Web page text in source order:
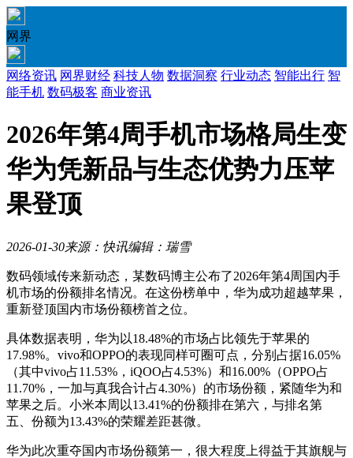
网界
网络资讯 网界财经 科技人物 数据洞察 行业动态 智能出行 智
能手机 数码极客 商业资讯
2026年第4周手机市场格局生变
华为凭新品与生态优势力压苹
果登顶
2026-01-30来源：快讯编辑：瑞雪
数码领域传来新动态，某数码博主公布了2026年第4周国内手
机市场的份额排名情况。在这份榜单中，华为成功超越苹果，
重新登顶国内市场份额榜首之位。
具体数据表明，华为以18.48%的市场占比领先于苹果的
17.98%。vivo和OPPO的表现同样可圈可点，分别占据16.05%
（其中vivo占11.53%，iQOO占4.53%）和16.00%（OPPO占
11.70%，一加与真我合计占4.30%）的市场份额，紧随华为和
苹果之后。小米本周以13.41%的份额排在第六，与排名第
五、份额为13.43%的荣耀差距甚微。
华为此次重夺国内市场份额第一，很大程度上得益于其旗舰与